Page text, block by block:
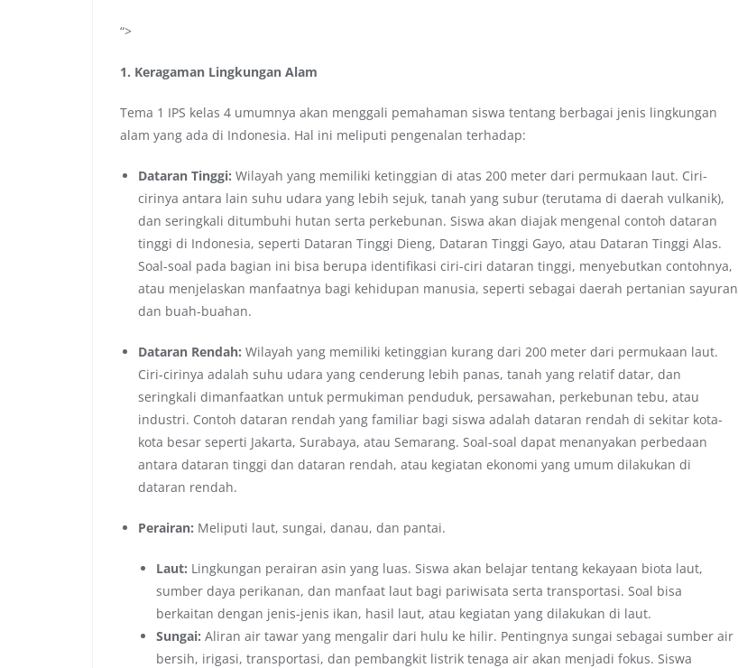
“>
1. Keragaman Lingkungan Alam
Tema 1 IPS kelas 4 umumnya akan menggali pemahaman siswa tentang berbagai jenis lingkungan
alam yang ada di Indonesia. Hal ini meliputi pengenalan terhadap:
Dataran Tinggi: Wilayah yang memiliki ketinggian di atas 200 meter dari permukaan laut. Ciri-
cirinya antara lain suhu udara yang lebih sejuk, tanah yang subur (terutama di daerah vulkanik),
dan seringkali ditumbuhi hutan serta perkebunan. Siswa akan diajak mengenal contoh dataran
tinggi di Indonesia, seperti Dataran Tinggi Dieng, Dataran Tinggi Gayo, atau Dataran Tinggi Alas.
Soal-soal pada bagian ini bisa berupa identifikasi ciri-ciri dataran tinggi, menyebutkan contohnya,
atau menjelaskan manfaatnya bagi kehidupan manusia, seperti sebagai daerah pertanian sayuran
dan buah-buahan.
Dataran Rendah: Wilayah yang memiliki ketinggian kurang dari 200 meter dari permukaan laut.
Ciri-cirinya adalah suhu udara yang cenderung lebih panas, tanah yang relatif datar, dan
seringkali dimanfaatkan untuk permukiman penduduk, persawahan, perkebunan tebu, atau
industri. Contoh dataran rendah yang familiar bagi siswa adalah dataran rendah di sekitar kota-
kota besar seperti Jakarta, Surabaya, atau Semarang. Soal-soal dapat menanyakan perbedaan
antara dataran tinggi dan dataran rendah, atau kegiatan ekonomi yang umum dilakukan di
dataran rendah.
Perairan: Meliputi laut, sungai, danau, dan pantai.
Laut: Lingkungan perairan asin yang luas. Siswa akan belajar tentang kekayaan biota laut,
sumber daya perikanan, dan manfaat laut bagi pariwisata serta transportasi. Soal bisa
berkaitan dengan jenis-jenis ikan, hasil laut, atau kegiatan yang dilakukan di laut.
Sungai: Aliran air tawar yang mengalir dari hulu ke hilir. Pentingnya sungai sebagai sumber air
bersih, irigasi, transportasi, dan pembangkit listrik tenaga air akan menjadi fokus. Siswa